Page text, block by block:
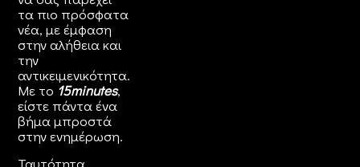
τα πιο πρόσφατα
νέα, με έμφαση
στην αλήθεια και
την
αντικειμενικότητα.
Με το 15minutes,
είστε πάντα ένα
βήμα μπροστά
στηνενημέρωση.
Ταυτότητα